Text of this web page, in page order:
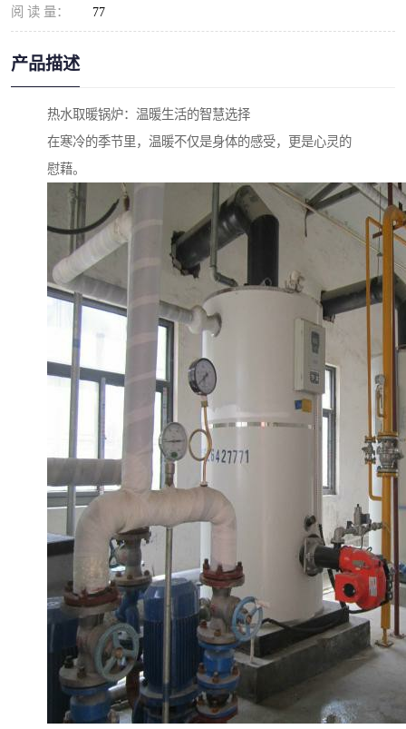
阅 读 量： 77
产品描述
热水取暖锅炉：温暖生活的智慧选择
在寒冷的季节里，温暖不仅是身体的感受，更是心灵的
慰藉。